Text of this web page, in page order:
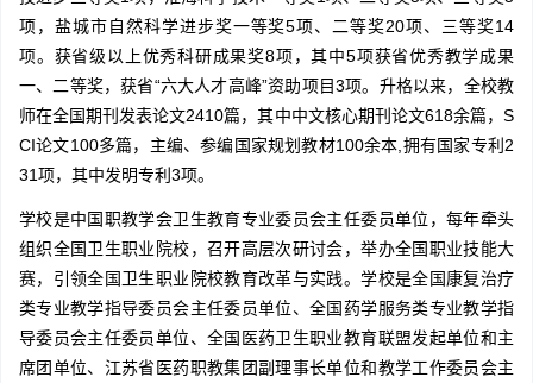
项，盐城市自然科学进步奖一等奖5项、二等奖20项、三等奖14
项。获省级以上优秀科研成果奖8项，其中5项获省优秀教学成果
一、二等奖，获省“六大人才高峰”资助项目3项。升格以来，全校教
师在全国期刊发表论文2410篇，其中中文核心期刊论文618余篇，S
CI论文100多篇，主编、参编国家规划教材100余本,拥有国家专利2
31项，其中发明专利3项。
学校是中国职教学会卫生教育专业委员会主任委员单位，每年牵头
组织全国卫生职业院校，召开高层次研讨会，举办全国职业技能大
赛，引领全国卫生职业院校教育改革与实践。学校是全国康复治疗
类专业教学指导委员会主任委员单位、全国药学服务类专业教学指
导委员会主任委员单位、全国医药卫生职业教育联盟发起单位和主
席团单位、江苏省医药职教集团副理事长单位和教学工作委员会主